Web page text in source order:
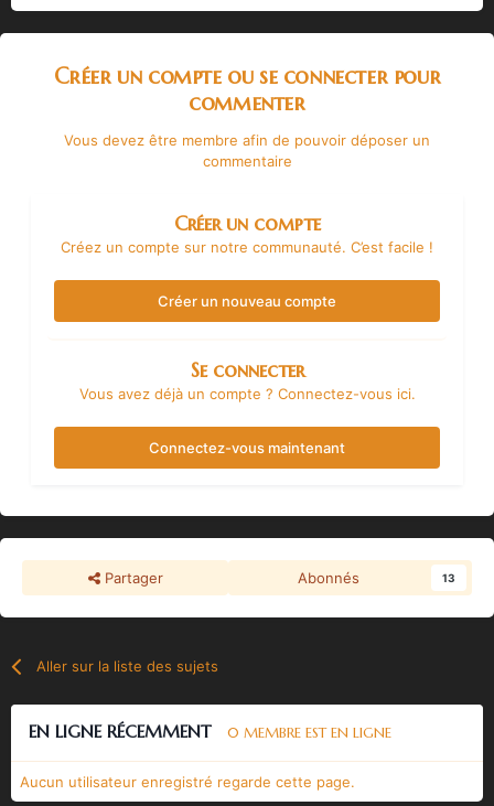
Créer un compte ou se connecter pour
commenter
Vous devez être membre afin de pouvoir déposer un
commentaire
Créer un compte
Créez un compte sur notre communauté. C’est facile !
Créer un nouveau compte
Se connecter
Vous avez déjà un compte ? Connectez-vous ici.
Connectez-vous maintenant
Partager Abonnés 13
Aller sur la liste des sujets
EN LIGNE RÉCEMMENT 0 MEMBRE EST EN LIGNE
Aucun utilisateur enregistré regarde cette page.